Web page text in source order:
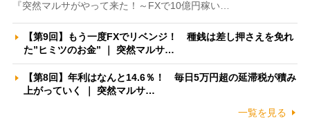
『突然マルサがやって来た！～FXで10億円稼い…
【第9回】もう一度FXでリベンジ！ 種銭は差し押さえを免れ
た”ヒミツのお金” ｜ 突然マルサ…
【第8回】年利はなんと14.6％！ 毎日5万円超の延滞税が積み
上がっていく ｜ 突然マルサ…
一覧を見る